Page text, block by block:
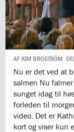
days
of
Let
it
Move
it!
1.14:
We
AF KIM BROSTRÖM
Nu er det ved at
salmen Nu
sunget idag til
forleden til
video. Det er
kort og viser kun